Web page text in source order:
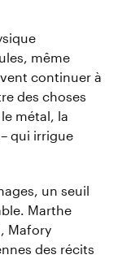
même
continuer à
des choses
métal, la
qui irrigue
un seuil
Marthe
Mafory
des récits